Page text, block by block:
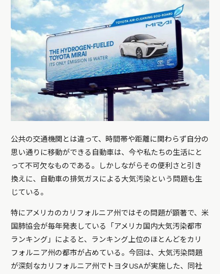
公共の交通機関とは違って、時間帯や距離に関わらず自分の
思い通りに移動ができる自動車は、今や私たちの生活にと
って不可欠なものである。しかしながらその便利さと引き
換えに、自動車の排気ガスによる大気汚染という問題も生
じている。
特にアメリカのカリフォルニア州ではその問題が顕著で、米
国肺協会が毎年発表している「アメリカ国内大気汚染都市
ランキング」によると、ランキング上位のほとんどをカリ
フォルニア州の都市が占めている。今回は、大気汚染問題
が深刻なカリフォルニア州でトヨタUSAが実施した、同社